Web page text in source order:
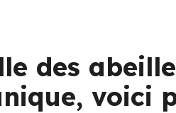
des
voici